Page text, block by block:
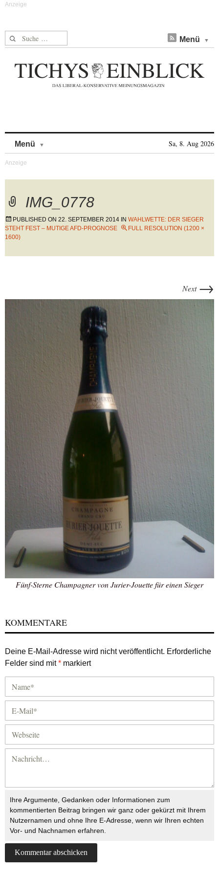
Suche nach: Menü
Menü Sa, 8. Aug 2026
IMG_0778
PUBLISHED ON 22. SEPTEMBER 2014 IN WAHLWETTE: DER SIEGER
STEHT FEST – MUTIGE AFD-PROGNOSE
FULL RESOLUTION (1200 ×
1600)
Next →
Fünf-Sterne Champagner von Jurier-Jouette für einen Sieger
KOMMENTARE
Deine E-Mail-Adresse wird nicht veröffentlicht. Erforderliche
Felder sind mit* markiert
Ihre Argumente, Gedanken oder Informationen zum
kommentierten Beitrag bringen wir ganz oder gekürzt mit Ihrem
Nutzernamen und ohne Ihre E-Adresse, wenn wir Ihren echten
Vor- und Nachnamen erfahren.